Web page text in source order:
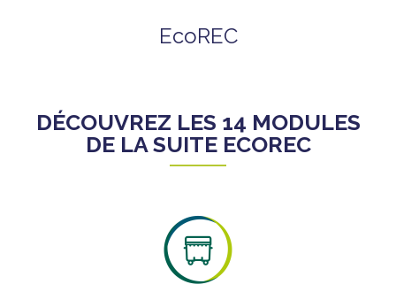
EcoREC
DÉCOUVREZ LES 14 MODULES
DE LA SUITE ECOREC